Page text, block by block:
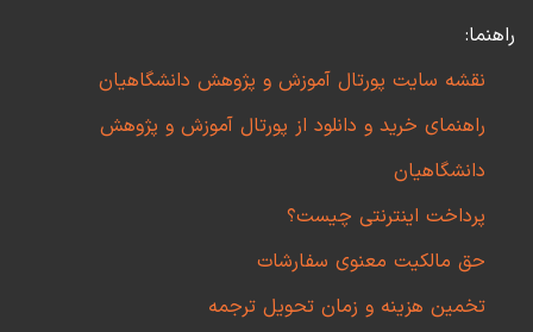
راهنما:
نقشه سایت پورتال آموزش و پژوهش دانشگاهیان
راهنمای خرید و دانلود از پورتال آموزش و پژوهش
دانشگاهیان
پرداخت اینترنتی چیست؟
حق مالکیت معنوی سفارشات
تخمین هزینه و زمان تحویل ترجمه